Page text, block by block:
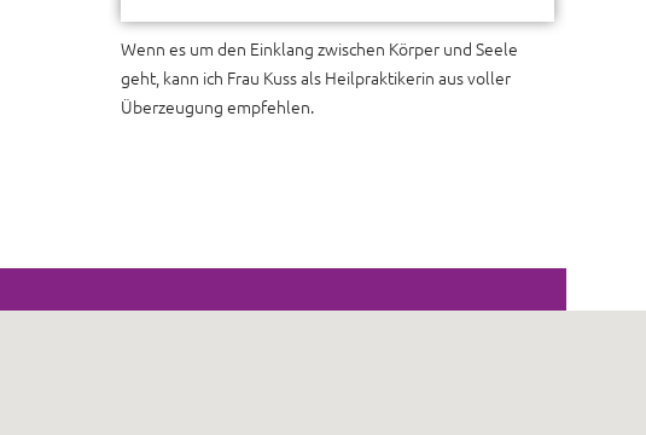
Wenn es um den Einklang zwischen Körper und Seele
geht, kann ich Frau Kuss als Heilpraktikerin aus voller
Überzeugung empfehlen.